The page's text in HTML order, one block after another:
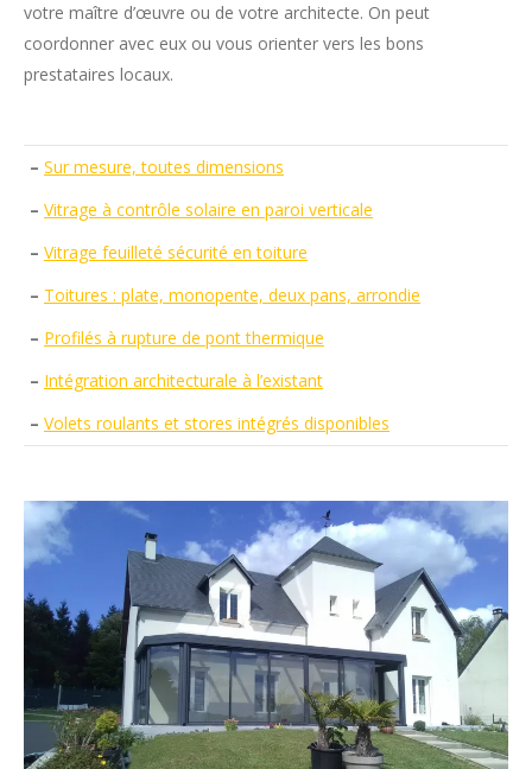
votre maître d’œuvre ou de votre architecte. On peut
coordonner avec eux ou vous orienter vers les bons
prestataires locaux.
– Sur mesure, toutes dimensions
– Vitrage à contrôle solaire en paroi verticale
– Vitrage feuilleté sécurité en toiture
– Toitures : plate, monopente, deux pans, arrondie
– Profilés à rupture de pont thermique
– Intégration architecturale à l’existant
– Volets roulants et stores intégrés disponibles